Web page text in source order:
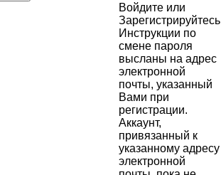
Войдите или
Зарегистрируйтесь
Инструкции по
смене пароля
высланы на адрес
электронной
почты, указанный
Вами при
регистрации.
Аккаунт,
привязанный к
указанному адресу
электронной